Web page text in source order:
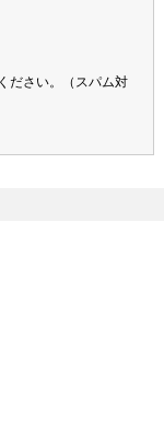
ださい。（スパム対